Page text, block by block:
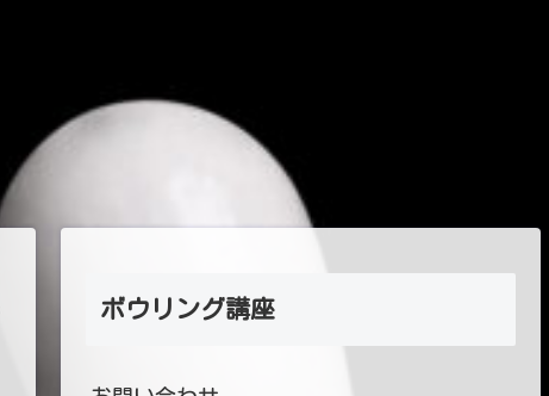
ボウリング講座